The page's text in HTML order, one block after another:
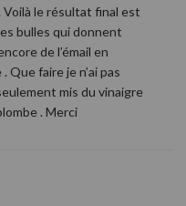
le résultat final est
bulles qui donnent
de l’émail en
Que faire je n’ai pas
mis du vinaigre
. Merci